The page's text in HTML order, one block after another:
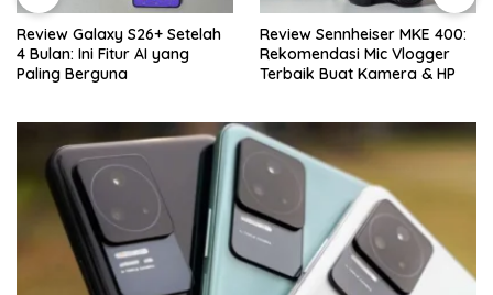
Review Galaxy S26+ Setelah
4 Bulan: Ini Fitur AI yang
Paling Berguna
Review Sennheiser MKE 400:
Rekomendasi Mic Vlogger
Terbaik Buat Kamera & HP